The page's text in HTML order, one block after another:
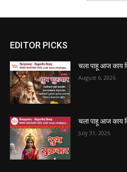
EDITOR PICKS
चला पाहू आज काय
August 6, 2026
चला पाहू आज काय
July 31, 2026